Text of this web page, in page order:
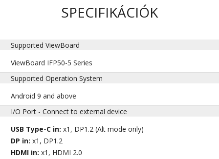
SPECIFIKÁCIÓK
Supported ViewBoard
ViewBoard IFP50-5 Series
Supported Operation System
Android 9 and above
I/O Port - Connect to external device
USB Type-C in:x1, DP1.2 (Alt mode only)
DP in:x1, DP1.2
HDMI in:x1, HDMI 2.0